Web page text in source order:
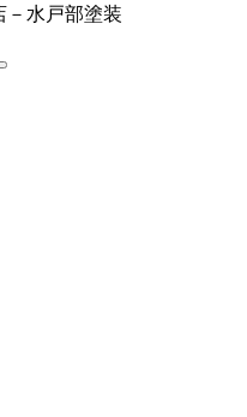
－水戸部塗装